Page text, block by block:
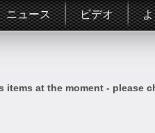
ニュース ビデオ
items at the moment - please